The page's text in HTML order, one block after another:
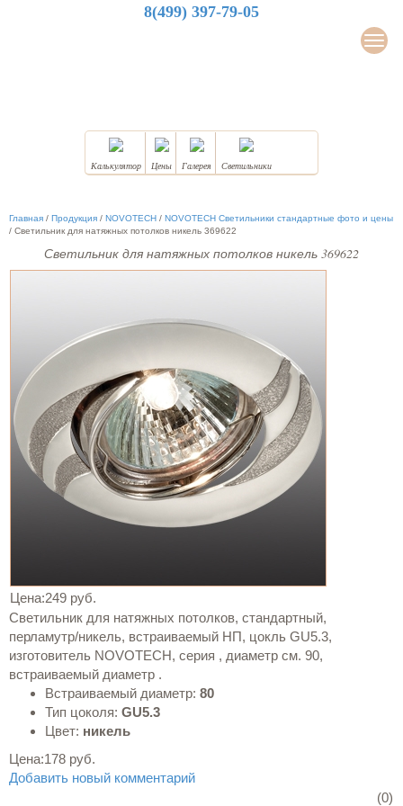
8(499) 397-79-05
Калькулятор Цены Галерея Светильники
Главная / Продукция / NOVOTECH / NOVOTECH Светильники стандартные фото и цены
/ Светильник для натяжных потолков никель 369622
Светильник для натяжных потолков никель 369622
Цена:249 руб.
Светильник для натяжных потолков, стандартный,
перламутр/никель, встраиваемый НП, цокль GU5.3,
изготовитель NOVOTECH, серия , диаметр см. 90,
встраиваемый диаметр .
Встраиваемый диаметр: 80
Тип цоколя: GU5.3
Цвет: никель
Цена:178 руб.
Добавить новый комментарий
(0)